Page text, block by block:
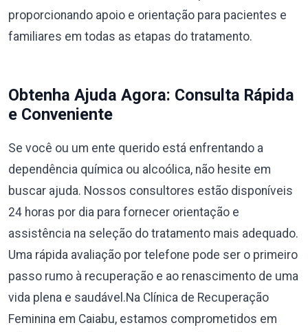
proporcionando apoio e orientação para pacientes e
familiares em todas as etapas do tratamento.
Obtenha Ajuda Agora: Consulta Rápida
e Conveniente
Se você ou um ente querido está enfrentando a
dependência química ou alcoólica, não hesite em
buscar ajuda. Nossos consultores estão disponíveis
24 horas por dia para fornecer orientação e
assistência na seleção do tratamento mais adequado.
Uma rápida avaliação por telefone pode ser o primeiro
passo rumo à recuperação e ao renascimento de uma
vida plena e saudável.Na Clínica de Recuperação
Feminina em Caiabu, estamos comprometidos em